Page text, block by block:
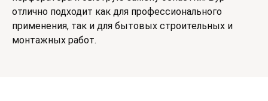
отлично подходит как для профессионального
применения, так и для бытовых строительных и
монтажных работ.